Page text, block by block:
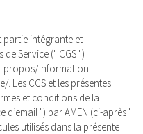
partie intégrante et
Service (" CGS ")
propos/information-
Les CGS et les présentes
et conditions de la
") par AMEN (ci-après "
utilisés dans la présente